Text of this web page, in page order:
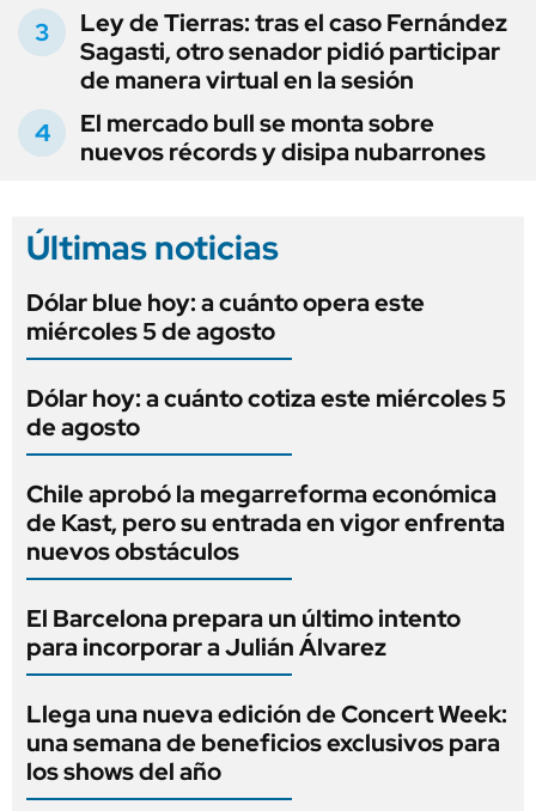
Ley de Tierras: tras el caso Fernández
Sagasti, otro senador pidió participar
de manera virtual en la sesión
El mercado bull se monta sobre
nuevos récords y disipa nubarrones
Últimas noticias
Dólar blue hoy: a cuánto opera este
miércoles 5 de agosto
Dólar hoy: a cuánto cotiza este miércoles 5
de agosto
Chile aprobó la megarreforma económica
de Kast, pero su entrada en vigor enfrenta
nuevos obstáculos
El Barcelona prepara un último intento
para incorporar a Julián Álvarez
Llega una nueva edición de Concert Week:
una semana de beneficios exclusivos para
los shows del año